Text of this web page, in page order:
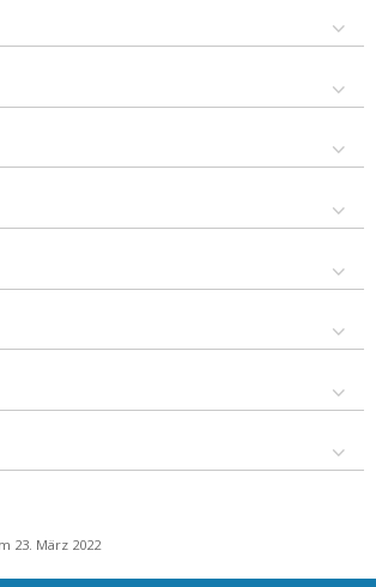
23. März 2022